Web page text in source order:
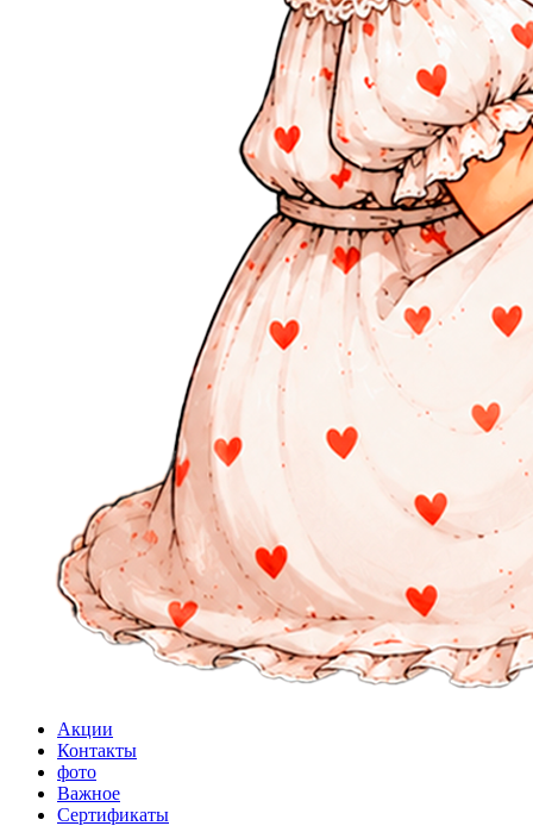
Акции
Контакты
фото
Важное
Сертификаты